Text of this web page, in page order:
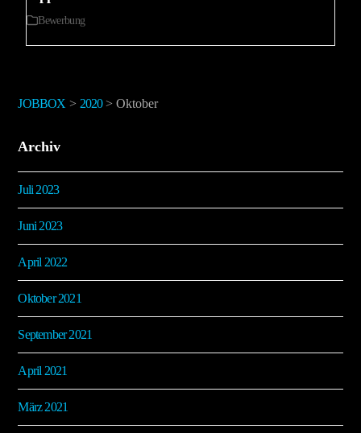
Bewerbung
JOBBOX > 2020>Oktober
Archiv
Juli 2023
Juni 2023
April 2022
Oktober 2021
September 2021
April 2021
März 2021